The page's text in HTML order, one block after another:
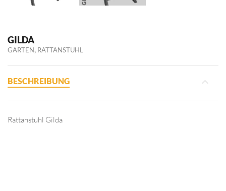
GILDA
GARTEN, RATTANSTUHL
BESCHREIBUNG
Rattanstuhl Gilda